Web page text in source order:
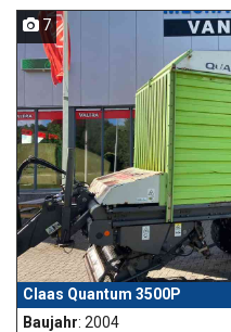
7
Claas Quantum 3500P
Baujahr: 2004